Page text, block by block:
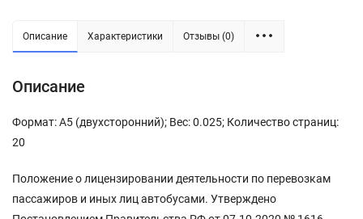
Описание Характеристики Отзывы (0)
Описание
Формат: А5 (двухсторонний); Вес: 0.025; Количество страниц:
20
Положение о лицензировании деятельности по перевозкам
пассажиров и иных лиц автобусами. Утверждено